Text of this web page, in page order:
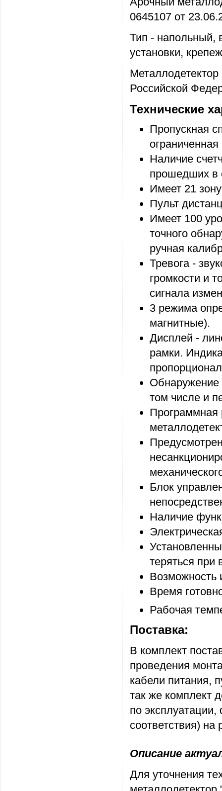
0645107 от
Тип - напольный,
установки,
Металлодетектор
Российской
Технические
Пропускная
Наличие
прошедших в
Имеет 21
Пульт
Имеет 100
точного
ручная
Тревога -
громкости и
сигнала
3 режима
магнитные).
Дисплей -
рамки.
Обнаружение
том числе и
Программная
Блок
Наличие
теряться при
Возможность
Время
Рабочая
Поставка:
В комплект
проведения
кабели питания,
так же комплект
по
соответствия) на
Описание
Для уточнения